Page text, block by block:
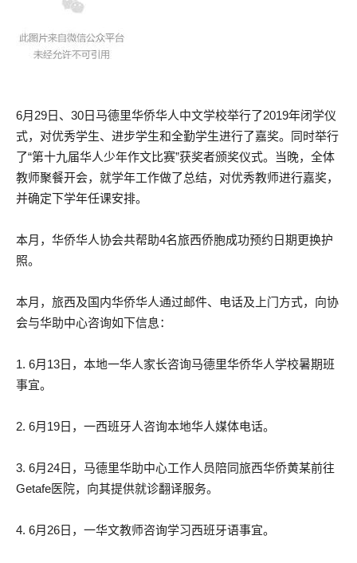
6月29日、30日马德里华侨华人中文学校举行了2019年闭学仪
式，对优秀学生、进步学生和全勤学生进行了嘉奖。同时举行
了“第十九届华人少年作文比赛”获奖者颁奖仪式。当晚，全体
教师聚餐开会，就学年工作做了总结，对优秀教师进行嘉奖，
并确定下学年任课安排。
本月，华侨华人协会共帮助4名旅西侨胞成功预约日期更换护
照。
本月，旅西及国内华侨华人通过邮件、电话及上门方式，向协
会与华助中心咨询如下信息：
1. 6月13日，本地一华人家长咨询马德里华侨华人学校暑期班
事宜。
2. 6月19日，一西班牙人咨询本地华人媒体电话。
3. 6月24日，马德里华助中心工作人员陪同旅西华侨黄某前往
Getafe医院，向其提供就诊翻译服务。
4. 6月26日，一华文教师咨询学习西班牙语事宜。